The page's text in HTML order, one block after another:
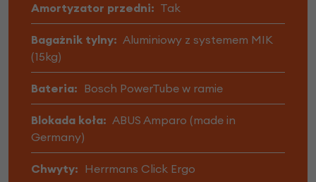
Amortyzator przedni: Tak
Bagażnik tylny: Aluminiowy z systemem MIK
(15kg)
Bateria: Bosch PowerTube w ramie
Blokada koła: ABUS Amparo (made in
Germany)
Chwyty: Herrmans Click Ergo